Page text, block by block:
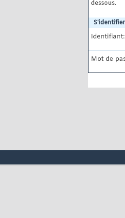
dessous.
S'identifier
Identifiant:
Mot de